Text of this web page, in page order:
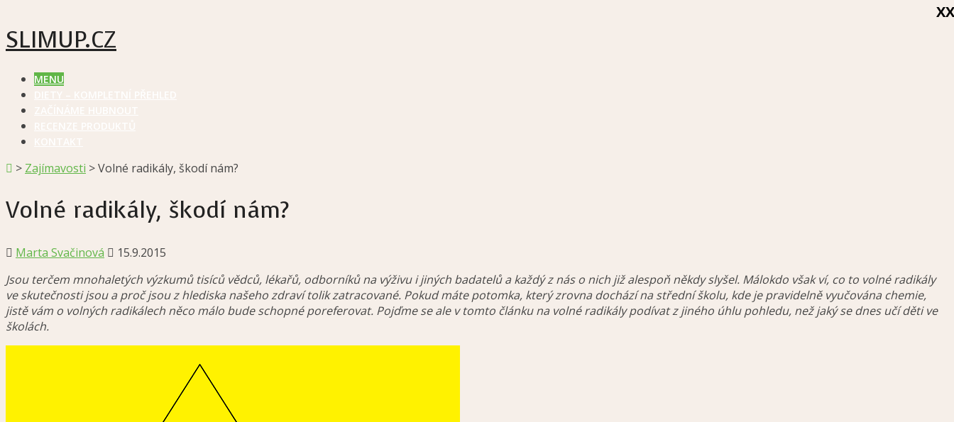
SLIMUP.CZ
MENU
> Zajímavosti >Volné radikály, škodí nám?
Volné radikály, škodí nám?
Marta Svačinová
15.9.2015
Jsou terčem mnohaletých výzkumů tisíců vědců, lékařů, odborníků na výživu i jiných badatelů a každý z nás o nich již alespoň někdy slyšel. Málokdo však ví, co to volné radikály
ve skutečnosti jsou a proč jsou z hlediska našeho zdraví tolik zatracované. Pokud máte potomka, který zrovna dochází na střední školu, kde je pravidelně vyučována chemie,
jistě vám o volných radikálech něco málo bude schopné poreferovat. Pojďme se ale v tomto článku na volné radikály podívat z jiného úhlu pohledu, než jaký se dnes učí děti ve
školách.
XX